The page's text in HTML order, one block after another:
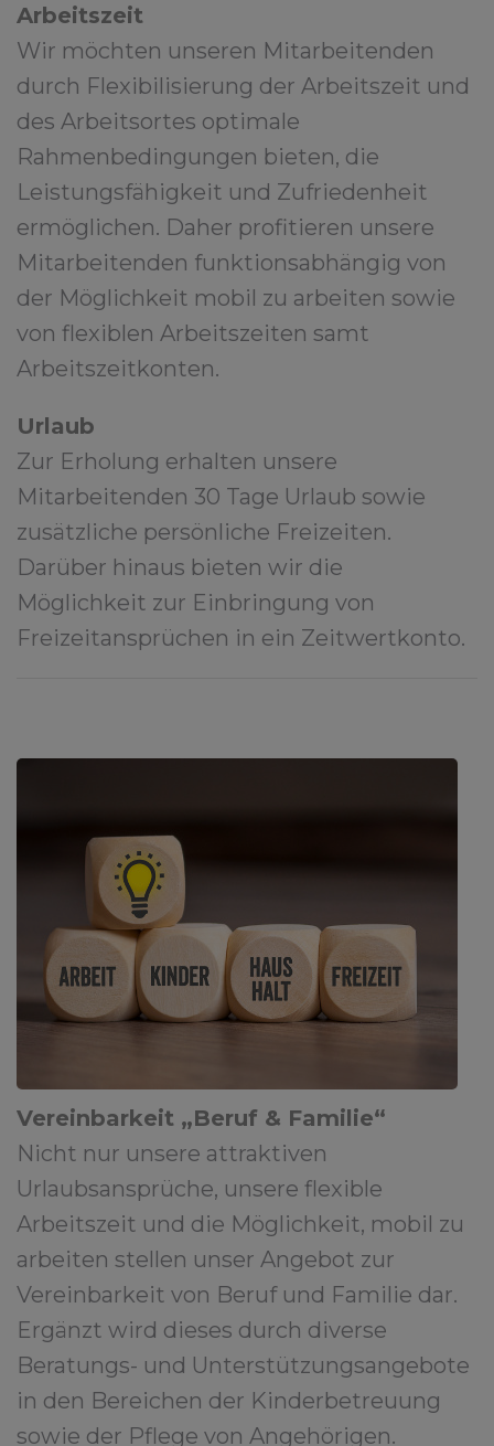
Arbeitszeit
Wir möchten unseren Mitarbeitenden
durch Flexibilisierung der Arbeitszeit und
des Arbeitsortes optimale
Rahmenbedingungen bieten, die
Leistungsfähigkeit und Zufriedenheit
ermöglichen. Daher profitieren unsere
Mitarbeitenden funktionsabhängig von
der Möglichkeit mobil zu arbeiten sowie
von flexiblen Arbeitszeiten samt
Arbeitszeitkonten.
Urlaub
Zur Erholung erhalten unsere
Mitarbeitenden 30 Tage Urlaub sowie
zusätzliche persönliche Freizeiten.
Darüber hinaus bieten wir die
Möglichkeit zur Einbringung von
Freizeitansprüchen in ein Zeitwertkonto.
Vereinbarkeit „Beruf & Familie“
Nicht nur unsere attraktiven
Urlaubsansprüche, unsere flexible
Arbeitszeit und die Möglichkeit, mobil zu
arbeiten stellen unser Angebot zur
Vereinbarkeit von Beruf und Familie dar.
Ergänzt wird dieses durch diverse
Beratungs- und Unterstützungsangebote
in den Bereichen der Kinderbetreuung
sowie der Pflege von Angehörigen.